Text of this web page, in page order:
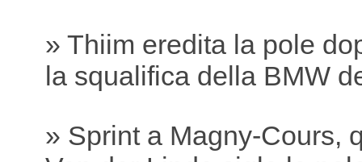
» Thiim eredita la pole
la squalifica della BMW
» Sprint a Magny-Cours,